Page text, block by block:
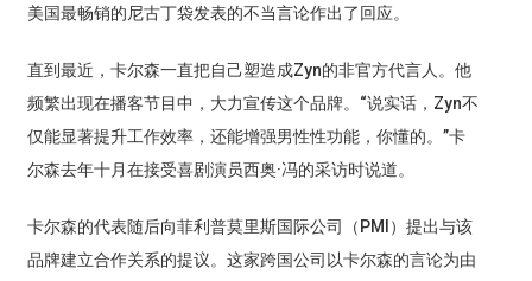
美国最畅销的尼古丁袋发表的不当言论作出了回应。
直到最近，卡尔森一直把自己塑造成Zyn的非官方代言人。他
频繁出现在播客节目中，大力宣传这个品牌。“说实话，Zyn不
仅能显著提升工作效率，还能增强男性性功能，你懂的。”卡
尔森去年十月在接受喜剧演员西奥·冯的采访时说道。
卡尔森的代表随后向菲利普莫里斯国际公司（PMI）提出与该
品牌建立合作关系的提议。这家跨国公司以卡尔森的言论为由